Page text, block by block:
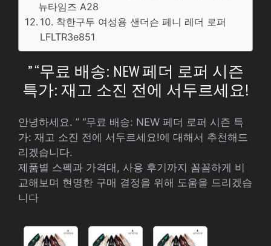
뉴타임즈 A28
10. 착한구두 여성용 샌더슨 페니 레더 로퍼
LFLTR3e851
” “무료 배송: NEW 페더 로퍼 시즌
특가: 재고 소진 전에 서두르세요!
안녕하세요. ” “무료 배송: NEW 페더 로퍼 시즌 특
가: 재고 소진 전에 서두르세요!에 대해서 추천해드
리겠습니다.
제품별 스펙과 가격대, 사용 후기까지 꼼꼼하게 비
교해보며 현명한 구매 결정을 위해 도움을 드리겠습
니다